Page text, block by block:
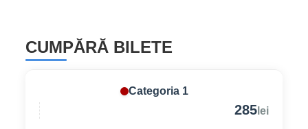
CUMPĂRĂ BILETE
Categoria 1
285lei